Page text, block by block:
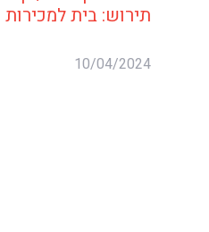
תירוש: בית למכירות
10/04/2024